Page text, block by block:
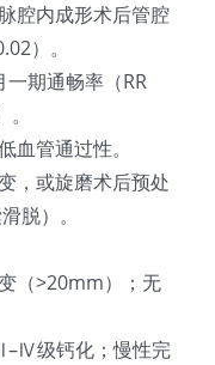
腔内成形术后管腔
）。
期通畅率（RR
血管通过性。
，或旋磨术后预处
脱）。
（>20mm）；无
级钙化；慢性完